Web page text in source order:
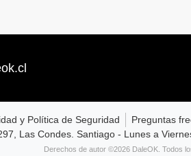
y Política de Seguridad Preguntas
Las Condes. Santiago - Lunes a
Derechos de autor ©2026 DaleOK. Todos